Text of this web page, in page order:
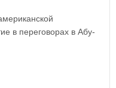
в переговорах в Абу-